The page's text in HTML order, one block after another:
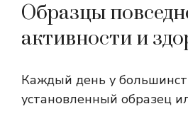
Образцы
активности и
Каждый день у
установленный образец